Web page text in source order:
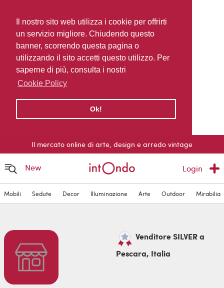
Il nostro sito web utilizza i cookie per offrirti
un servizio migliore. Chiudendo questo
banner, scorrendo questa pagina o
utilizzando il sito accetti questo utilizzo. Per
saperne di più, consulta i nostri
Cookie Policy
Ok!
Il mercato online di arte, design e arredo vintage
New Login
Mobili Sedute Decor Illuminazione Arte Outdoor Mirabilia
Venditore SILVER a
Pescara, Italia